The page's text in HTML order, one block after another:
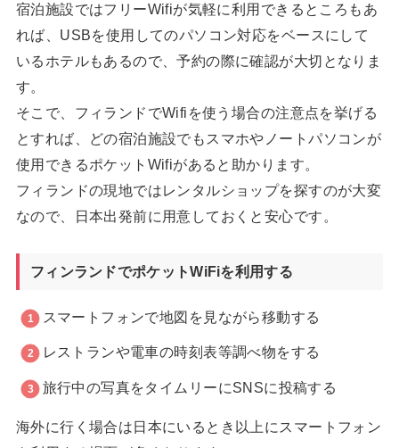
宿泊施設ではフリーWifiが気軽に利用できるところもあ
れば、USBを使用してのパソコン対応をベースにして
いるホテルもあるので、予約の際に確認が大切となりま
す。
そこで、フィランドでWifiを使う場合の注意点を挙げる
とすれば、どの宿泊施設でもスマホやノートパソコンが
使用できるポケットWifiがあると助かります。
フィランドの現地ではレンタルショップを探すのが大変
なので、日本出発前に用意しておくと安心です。
フィンランドでポケットWiFiを利用する
スマートフォンで地図を見ながら移動する
レストランや電車の時刻表等調べ物をする
旅行中の写真をタイムリーにSNSに投稿する
海外に行く場合は日本にいるとき以上にスマートフォン